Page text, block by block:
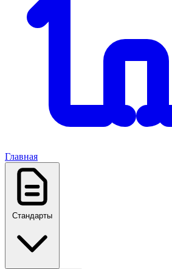
Главная
Стандарты